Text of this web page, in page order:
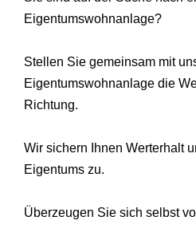
Eigentumswohnanlage?
Stellen Sie gemeinsam mit
Eigentumswohnanlage die
Richtung.
Wir sichern Ihnen Werterhalt
Eigentums zu.
Überzeugen Sie sich selbst